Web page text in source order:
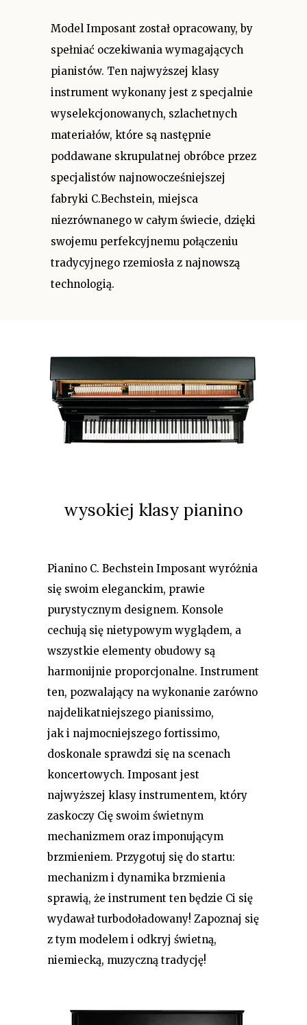
wysokiej klasy pianino
Pianino C. Bechstein Imposant wyróżnia
się swoim eleganckim, prawie
purystycznym designem. Konsole
cechują się nietypowym wyglądem, a
wszystkie elementy obudowy są
harmonijnie proporcjonalne. Instrument
ten, pozwalający na wykonanie zarówno
najdelikatniejszego pianissimo,
jak i najmocniejszego fortissimo,
doskonale sprawdzi się na scenach
koncertowych. Imposant jest
najwyższej klasy instrumentem, który
zaskoczy Cię swoim świetnym
mechanizmem oraz imponującym
brzmieniem. Przygotuj się do startu:
mechanizm i dynamika brzmienia
sprawią, że instrument ten będzie Ci się
wydawał turbodoładowany! Zapoznaj się
z tym modelem i odkryj świetną,
niemiecką, muzyczną tradycję!
Model Imposant został opracowany, by
spełniać oczekiwania wymagających
pianistów. Ten najwyższej klasy
instrument wykonany jest z specjalnie
wyselekcjonowanych, szlachetnych
materiałów, które są następnie
poddawane skrupulatnej obróbce przez
specjalistów najnowocześniejszej
fabryki C.Bechstein, miejsca
niezrównanego w całym świecie, dzięki
swojemu perfekcyjnemu połączeniu
tradycyjnego rzemiosła z najnowszą
technologią.